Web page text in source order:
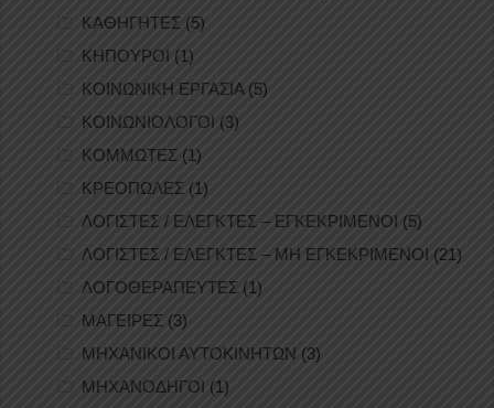
ΚΑΘΗΓΗΤΕΣ (5)
ΚΗΠΟΥΡΟΙ (1)
ΚΟΙΝΩΝΙΚΗ ΕΡΓΑΣΙΑ(5)
ΚΟΙΝΩΝΙΟΛΟΓΟΙ (3)
ΚΟΜΜΩΤΕΣ (1)
ΚΡΕΟΠΩΛΕΣ (1)
ΛΟΓΙΣΤΕΣ / ΕΛΕΓΚΤΕΣ – ΕΓΚΕΚΡΙΜΕΝΟΙ (5)
ΛΟΓΙΣΤΕΣ / ΕΛΕΓΚΤΕΣ – ΜΗ ΕΓΚΕΚΡΙΜΕΝΟΙ (21)
ΛΟΓΟΘΕΡΑΠΕΥΤΕΣ (1)
ΜΑΓΕΙΡΕΣ (3)
ΜΗΧΑΝΙΚΟΙ ΑΥΤΟΚΙΝΗΤΩΝ (3)
ΜΗΧΑΝΟΔΗΓΟΙ (1)